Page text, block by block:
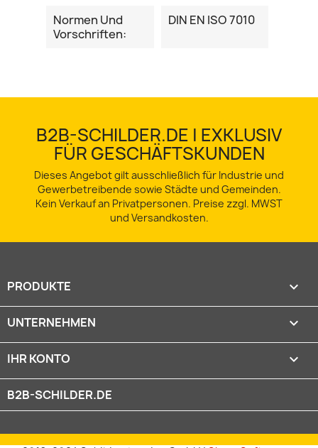
Normen Und
Vorschriften:
DIN EN ISO 7010
B2B-SCHILDER.DE | EXKLUSIV
FÜR GESCHÄFTSKUNDEN
Dieses Angebot gilt ausschließlich für Industrie und
Gewerbetreibende sowie Städte und Gemeinden.
Kein Verkauf an Privatpersonen. Preise zzgl. MWST
und Versandkosten.
PRODUKTE 
UNTERNEHMEN 
IHR KONTO 
B2B-SCHILDER.DE